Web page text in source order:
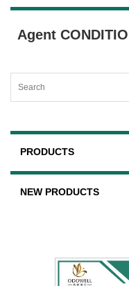
Agent CONDITIO
PRODUCTS
NEW PRODUCTS